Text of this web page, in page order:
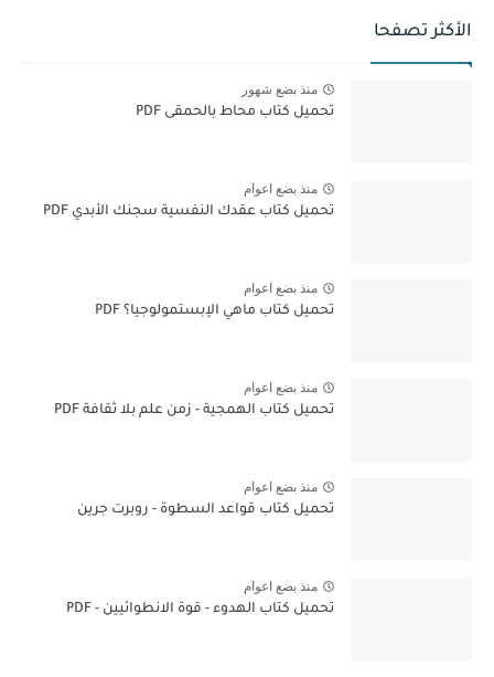
الأكثر تصفحا
منذ بضع شهور
تحميل كتاب محاط بالحمقى PDF
منذ بضع اعوام
تحميل كتاب عقدك النفسية سجنك الأبدي PDF
منذ بضع اعوام
تحميل كتاب ماهي الإبستمولوجيا؟ PDF
منذ بضع اعوام
تحميل كتاب الهمجية - زمن علم بلا ثقافة PDF
منذ بضع اعوام
تحميل كتاب قواعد السطوة - روبرت جرين
منذ بضع اعوام
تحميل كتاب الهدوء - قوة الانطوائيين - PDF